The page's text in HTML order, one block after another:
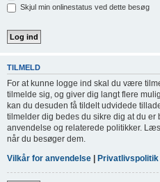
Skjul min onlinestatus ved dette besøg
TILMELD
For at kunne logge ind skal du være
tilmelde sig, og giver dig langt flere
kan du desuden få tildelt udvidede
tilmelder dig bedes du sikre dig at du er
anvendelse og relaterede politikker.
når du besøger dem.
Vilkår for anvendelse
Privatlivspolitik